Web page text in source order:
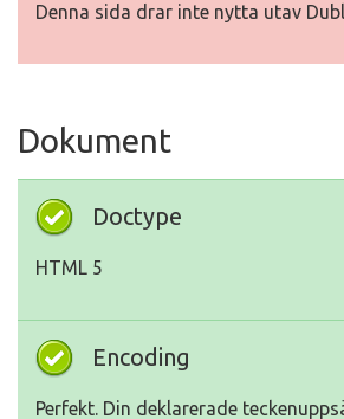
Denna sida drar inte nytta utav
Dokument
Doctype
HTML 5
Encoding
Perfekt. Din deklarerade